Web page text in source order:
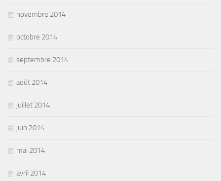
novembre 2014
octobre 2014
septembre 2014
août 2014
juillet 2014
juin 2014
mai 2014
avril 2014